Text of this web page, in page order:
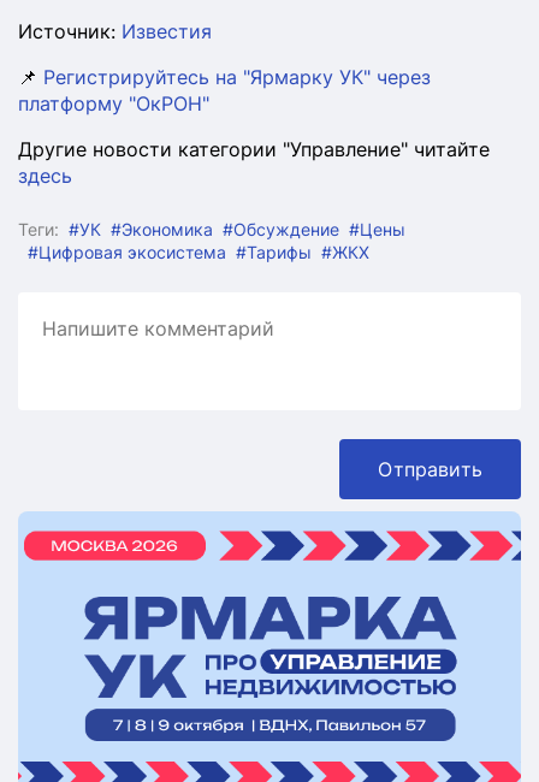
Источник: Известия
📌 Регистрируйтесь на "Ярмарку УК" через
платформу "ОкРОН"
Другие новости категории "Управление" читайте
здесь
Теги: #УК #Экономика #Обсуждение #Цены
#Цифровая экосистема #Тарифы #ЖКХ
Отправить